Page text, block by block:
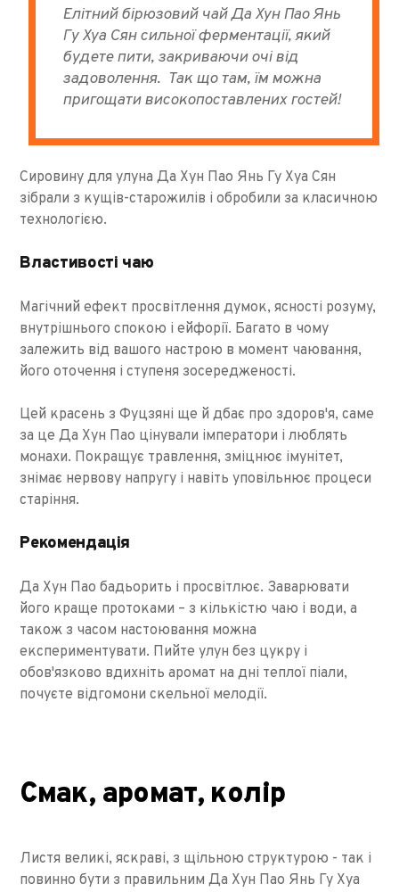
Елітний бірюзовий чай Да Хун Пао Янь
Гу Хуа Сян сильної ферментації, який
будете пити, закриваючи очі від
задоволення. Так що там, їм можна
пригощати високопоставлених гостей!
Сировину для улуна Да Хун Пао Янь Гу Хуа Сян
зібрали з кущів-старожилів і обробили за класичною
технологією.
Властивості чаю
Магічний ефект просвітлення думок, ясності розуму,
внутрішнього спокою і ейфорії. Багато в чому
залежить від вашого настрою в момент чаювання,
його оточення і ступеня зосередженості.
Цей красень з Фуцзяні ще й дбає про здоров'я, саме
за це Да Хун Пао цінували імператори і люблять
монахи. Покращує травлення, зміцнює імунітет,
знімає нервову напругу і навіть уповільнює процеси
старіння.
Рекомендація
Да Хун Пао бадьорить і просвітлює. Заварювати
його краще протоками – з кількістю чаю і води, а
також з часом настоювання можна
експериментувати. Пийте улун без цукру і
обов'язково вдихніть аромат на дні теплої піали,
почуєте відгомони скельної мелодії.
Смак, аромат, колір
Листя великі, яскраві, з щільною структурою - так і
повинно бути з правильним Да Хун Пао Янь Гу Хуа